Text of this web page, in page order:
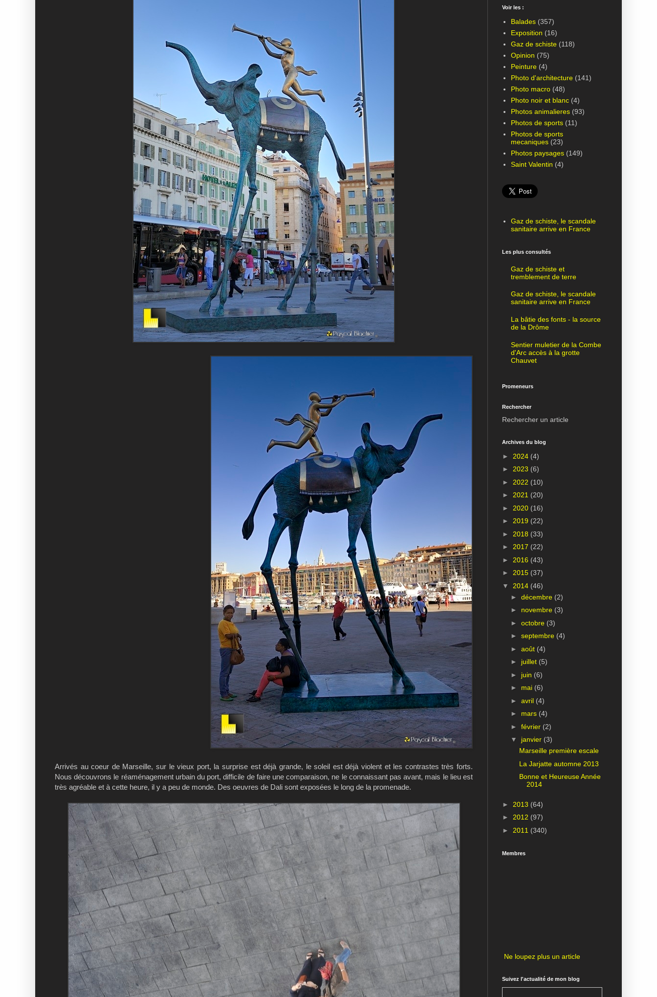
Arrivés au coeur de Marseille, sur le vieux port, la surprise est déjà grande, le soleil est déjà violent et les contrastes très forts.
Nous découvrons le réaménagement urbain du port, difficile de faire une comparaison, ne le connaissant pas avant, mais le lieu est
très agréable et à cette heure, il y a peu de monde. Des oeuvres de Dali sont exposées le long de la promenade.
Voir les :
Balades (357)
Exposition (16)
Gaz de schiste (118)
Opinion (75)
Peinture (4)
Photo d'architecture (141)
Photo macro (48)
Photo noir et blanc (4)
Photos animalieres (93)
Photos de sports (11)
Photos de sports
mecaniques (23)
Photos paysages (149)
Saint Valentin (4)
Gaz de schiste, le scandale
sanitaire arrive en France
Les plus consultés
Gaz de schiste et
tremblement de terre
Gaz de schiste, le scandale
sanitaire arrive en France
La bâtie des fonts - la source
de la Drôme
Sentier muletier de la Combe
d'Arc accès à la grotte
Chauvet
Promeneurs
Rechercher
Rechercher un article
Archives du blog
► 2024 (4)
► 2023 (6)
► 2022 (10)
► 2021 (20)
► 2020 (16)
► 2019 (22)
► 2018 (33)
► 2017 (22)
► 2016 (43)
► 2015 (37)
▼ 2014 (46)
► décembre (2)
► novembre (3)
► octobre (3)
► septembre (4)
► août (4)
► juillet (5)
► juin (6)
► mai (6)
► avril (4)
► mars (4)
► février (2)
▼ janvier (3)
Marseille première escale
La Jarjatte automne 2013
Bonne et Heureuse Année
2014
► 2013 (64)
► 2012 (97)
► 2011 (340)
Membres
Ne loupez plus un article
Suivez l'actualité de mon blog